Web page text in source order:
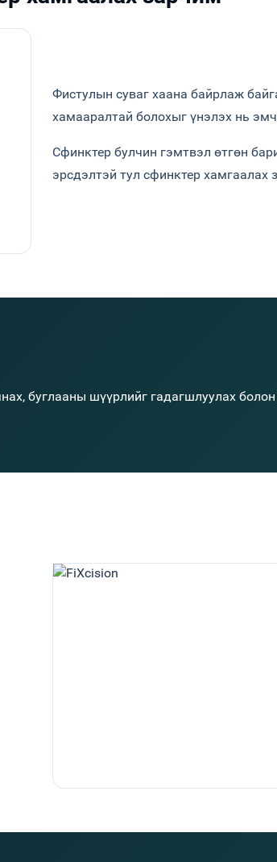
Фистулын суваг хаана байрлаж
хамааралтай болохыг үнэлэх нь
Сфинктер булчин гэмтвэл өтгөн
эрсдэлтэй тул сфинктер хамгаалах
буглааны шүүрлийг гадагшлуулах